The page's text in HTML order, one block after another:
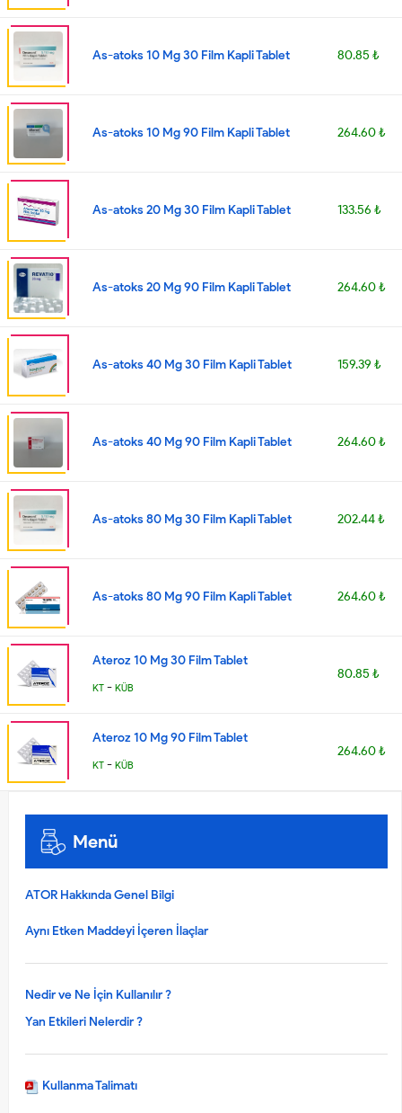
As-atoks 10 Mg 30 Film Kapli Tablet 80.85 ₺
As-atoks 10 Mg 90 Film Kapli Tablet 264.60 ₺
As-atoks 20 Mg 30 Film Kapli Tablet 133.56 ₺
As-atoks 20 Mg 90 Film Kapli Tablet 264.60 ₺
As-atoks 40 Mg 30 Film Kapli Tablet 159.39 ₺
As-atoks 40 Mg 90 Film Kapli Tablet 264.60 ₺
As-atoks 80 Mg 30 Film Kapli Tablet 202.44 ₺
As-atoks 80 Mg 90 Film Kapli Tablet 264.60 ₺
Ateroz 10 Mg 30 Film Tablet
KT - KÜB
80.85 ₺
Ateroz 10 Mg 90 Film Tablet
KT - KÜB
264.60 ₺
Menü
ATOR Hakkında Genel Bilgi
Aynı Etken Maddeyi İçeren İlaçlar
Nedir ve Ne İçin Kullanılır ?
Yan Etkileri Nelerdir ?
Kullanma Talimatı